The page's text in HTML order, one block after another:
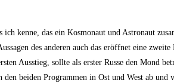
ich kenne, das ein Kosmonaut und Astronaut
des anderen auch das eröffnet eine
Ausstieg, sollte als erster Russe den Mond
beiden Programmen in Ost und West ab